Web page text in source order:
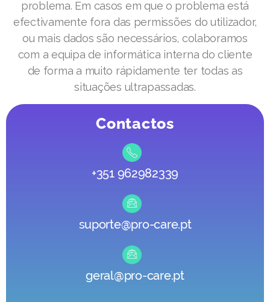
problema. Em casos em que o problema está
efectivamente fora das permissões do utilizador,
ou mais dados são necessários, colaboramos
com a equipa de informática interna do cliente
de forma a muito rápidamente ter todas as
situações ultrapassadas.
Contactos
+351 962982339
suporte@pro-care.pt
geral@pro-care.pt